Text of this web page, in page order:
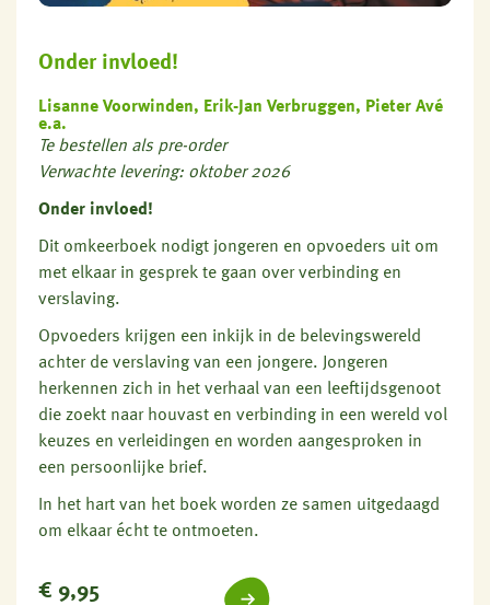
Onder invloed!
Lisanne Voorwinden, Erik-Jan Verbruggen, Pieter Avé
e.a.
Te bestellen als pre-order
Verwachte levering: oktober 2026
Onder invloed!
Dit omkeerboek nodigt jongeren en opvoeders uit om
met elkaar in gesprek te gaan over verbinding en
verslaving.
Opvoeders krijgen een inkijk in de belevingswereld
achter de verslaving van een jongere. Jongeren
herkennen zich in het verhaal van een leeftijdsgenoot
die zoekt naar houvast en verbinding in een wereld vol
keuzes en verleidingen en worden aangesproken in
een persoonlijke brief.
In het hart van het boek worden ze samen uitgedaagd
om elkaar écht te ontmoeten.
€ 9,95